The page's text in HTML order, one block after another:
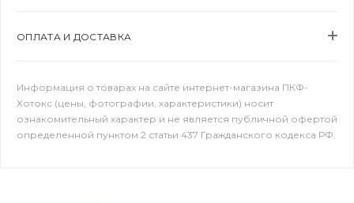
ОПЛАТА И ДОСТАВКА
Информация о товарах на сайте интернет-магазина ПКФ-
Хотокс (цены, фотографии, характеристики) носит
ознакомительный характер и не является публичной офертой
определенной пунктом 2 статьи 437 Гражданского кодекса РФ.